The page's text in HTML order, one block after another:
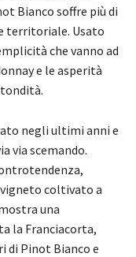
Bianco soffre più di
territoriale. Usato
che vanno ad
e le asperità
negli ultimi anni e
via scemando.
coltivato a
una
la Franciacorta,
di Pinot Bianco e